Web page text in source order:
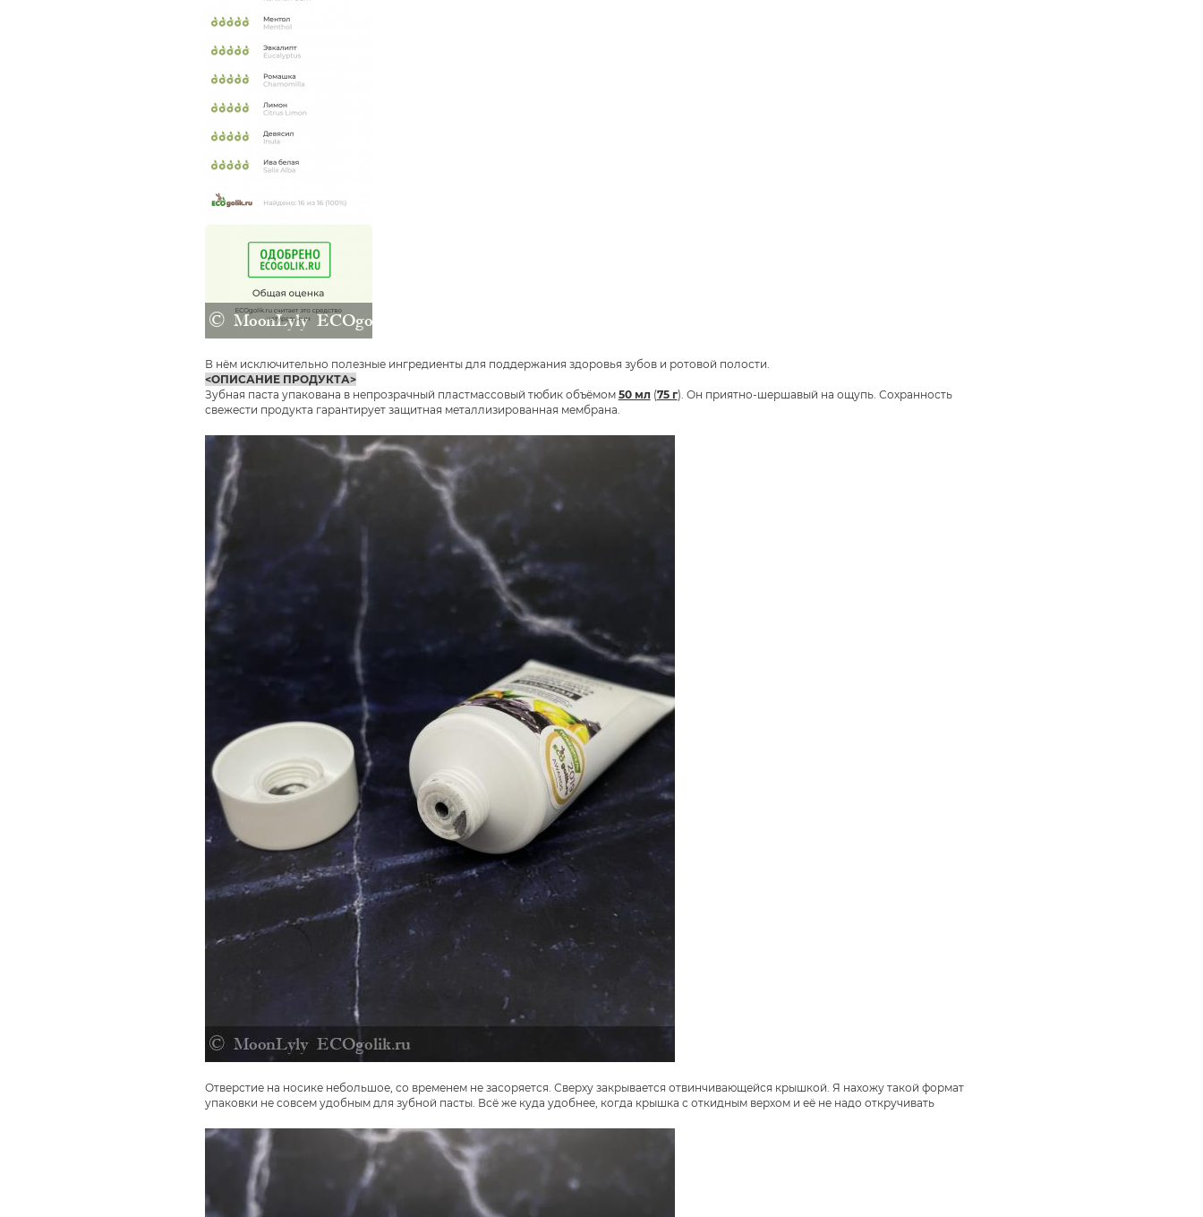
В нём исключительно полезные ингредиенты для поддержания здоровья зубов и ротовой полости.
<ОПИСАНИЕ ПРОДУКТА>
Зубная паста упакована в непрозрачный пластмассовый тюбик объёмом 50 мл (75 г). Он приятно-шершавый на ощупь. Сохранность
свежести продукта гарантирует защитная металлизированная мембрана.
Отверстие на носике небольшое, со временем не засоряется. Сверху закрывается отвинчивающейся крышкой. Я нахожу такой формат
упаковки не совсем удобным для зубной пасты. Всё же куда удобнее, когда крышка с откидным верхом и её не надо откручивать